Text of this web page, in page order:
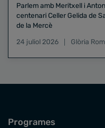
Parlem amb Meritxell i
centenari Celler Gelida de Sants, que enguany faran el pregó
de la Mercè
24 juliol 2026
Glòria
Programes